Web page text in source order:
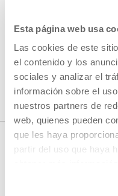
Esta página web usa
Las cookies de este
el contenido y los
sociales y analizar el
información sobre el
nuestros partners de
web, quienes pueden
que les haya
partir del uso que haya
SEE ALL CONTENT